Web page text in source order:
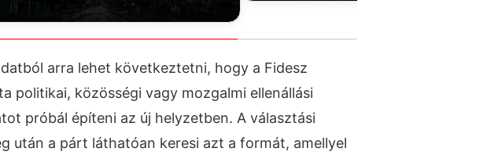
arra lehet következtetni, hogy a Fidesz
politikai, közösségi vagy mozgalmi ellenállási
próbál építeni az új helyzetben. A választási
után a párt láthatóan keresi azt a formát, amellyel